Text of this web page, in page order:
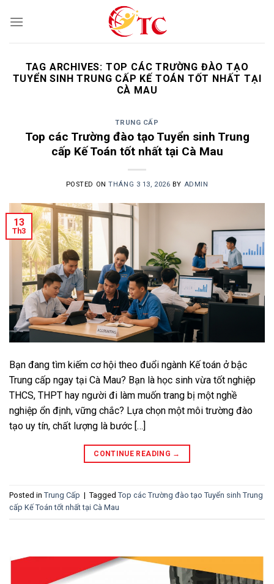
TAG ARCHIVES: TOP CÁC TRƯỜNG ĐÀO TẠO
TUYỂN SINH TRUNG CẤP KẾ TOÁN TỐT NHẤT TẠI
CÀ MAU
TRUNG CẤP
Top các Trường đào tạo Tuyển sinh Trung
cấp Kế Toán tốt nhất tại Cà Mau
POSTED ONTHÁNG 3 13, 2026 BY ADMIN
13
Th3
Bạn đang tìm kiếm cơ hội theo đuổi ngành Kế toán ở bậc
Trung cấp ngay tại Cà Mau? Bạn là học sinh vừa tốt nghiệp
THCS, THPT hay người đi làm muốn trang bị một nghề
nghiệp ổn định, vững chắc? Lựa chọn một môi trường đào
tạo uy tín, chất lượng là bước […]
CONTINUE READING →
Posted in Trung Cấp | Tagged Top các Trường đào tạo Tuyển sinh Trung
cấp Kế Toán tốt nhất tại Cà Mau